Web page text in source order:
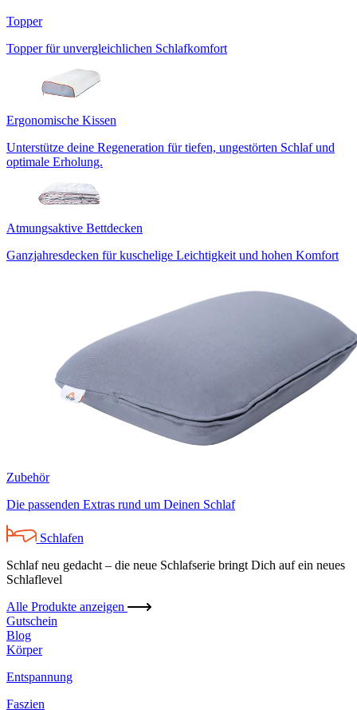
Topper
Topper für unvergleichlichen Schlafkomfort
Ergonomische Kissen
Unterstütze deine Regeneration für tiefen, ungestörten Schlaf und
optimale Erholung.
Atmungsaktive Bettdecken
Ganzjahresdecken für kuschelige Leichtigkeit und hohen Komfort
Zubehör
Die passenden Extras rund um Deinen Schlaf
Schlafen
Schlaf neu gedacht – die neue Schlafserie bringt Dich auf ein neues
Schlaflevel
Alle Produkte anzeigen
Gutschein
Blog
Körper
Entspannung
Faszien